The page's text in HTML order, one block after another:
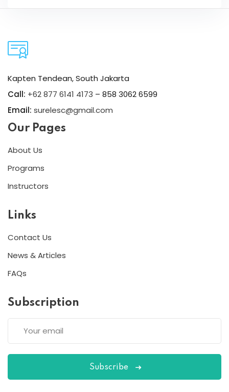
Kapten Tendean, South Jakarta
Call: +62 877 6141 4173 – 858 3062 6599
Email: surelesc@gmail.com
Our Pages
About Us
Programs
Instructors
Links
Contact Us
News & Articles
FAQs
Subscription
Subscribe